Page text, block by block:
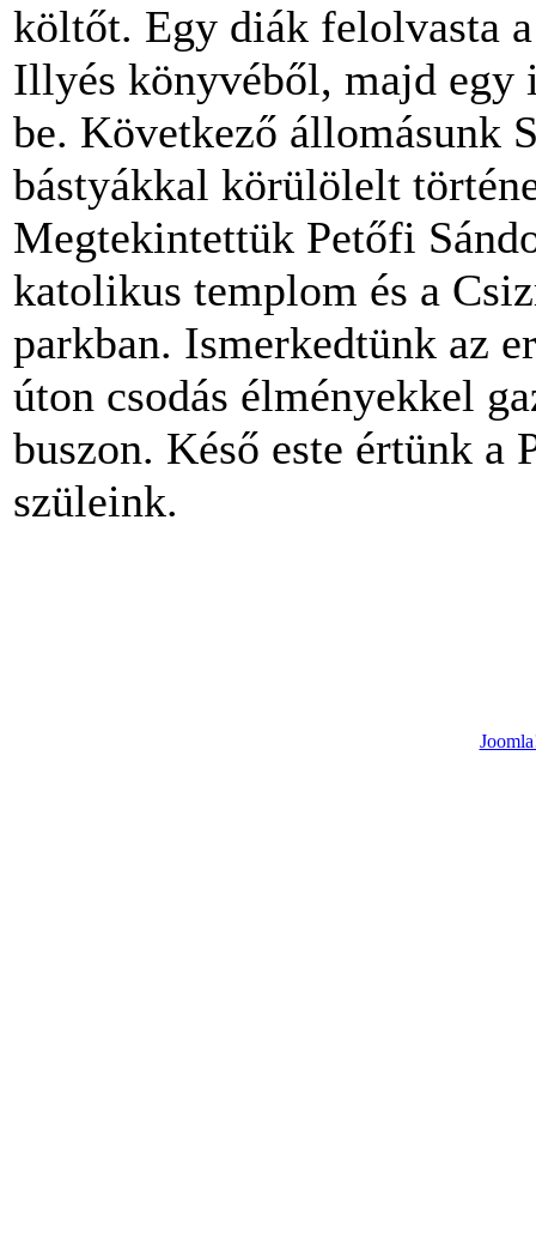
költőt. Egy diák felolvasta
Illyés könyvéből, majd egy
be. Következő állomásunk
bástyákkal körülölelt
Megtekintettük Petőfi
katolikus templom és a
parkban. Ismerkedtünk az
úton csodás élményekkel
buszon. Késő este értünk a
szüleink.